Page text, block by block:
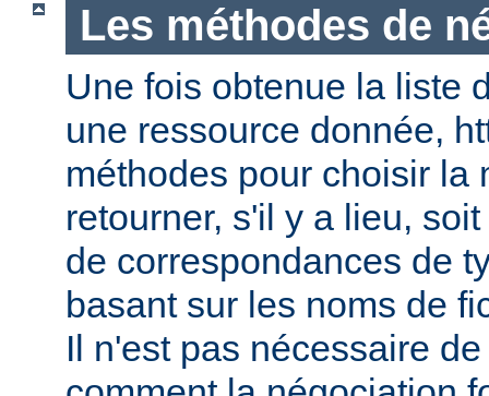
Les méthodes de
Une fois obtenue la liste
une ressource donnée,
méthodes pour choisir la
retourner, s'il y a lieu,
de correspondances de
basant sur les noms de
Il n'est pas nécessaire